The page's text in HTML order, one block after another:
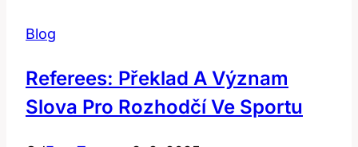
Blog
Referees: Překlad A Význam
Slova Pro Rozhodčí Ve Sportu